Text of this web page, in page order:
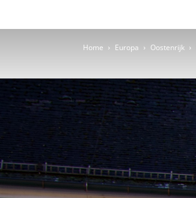
Home Europa Oostenrijk